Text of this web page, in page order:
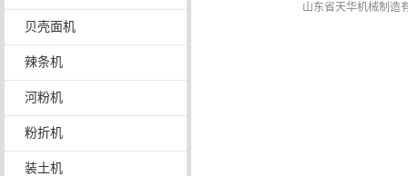
贝壳面机
辣条机
河粉机
粉折机
装土机
山东省天华机械制造